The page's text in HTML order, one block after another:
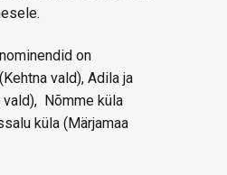
on
vald), Adila ja
vald), Nõmme küla
küla (Märjamaa